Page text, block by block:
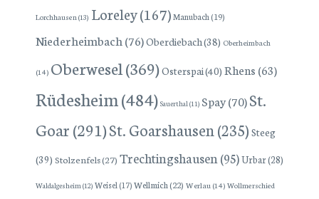
Lorchhausen (13) Loreley(167)Manubach (19)
Niederheimbach (76)Oberdiebach(38) Oberheimbach
(14) Oberwesel(369)Osterspai(40) Rhens (63)
Rüdesheim(484) Sauerthal(11) Spay(70)St.
Goar(291)St. Goarshausen (235) Steeg
(39) Stolzenfels(27) Trechtingshausen (95)Urbar(28)
Waldalgesheim(12) Weisel (17)Wellmich (22) Werlau (14) Wollmerschied